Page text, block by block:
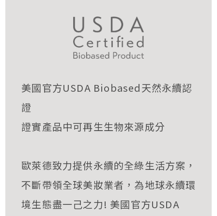
美國官方USDA Biobased天然永續認
證
證實產品中可再生生物來源成分
歐萊德致力提供永續的全綠生活方案，
不斷帶領全球美妝業者，為地球永續環
境生態盡一己之力! 美國官方USDA